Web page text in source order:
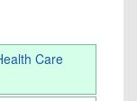
Care